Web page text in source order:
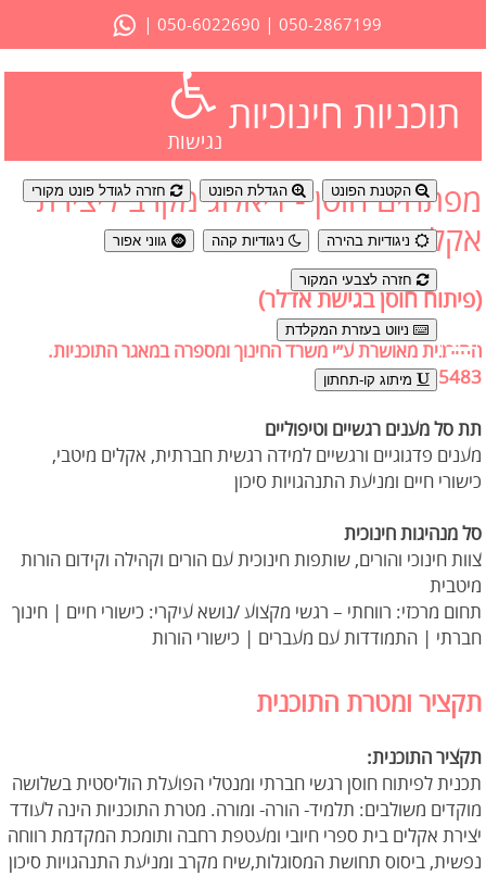
050-2867199
|
050-6022690
|
נגישות
הקטנת הפונט הגדלת הפונט חזרה לגודל פונט מקורי
ניגודיות בהירה ניגודיות קהה גווני אפור
חזרה לצבעי המקור
ניווט בעזרת המקלדת
מיתוג קו-תחתון
תוכניות חינוכיות
מפתחים חוסן - דיאלוג מקרב ליצירת
אקלים מיטבי
(פיתוח חוסן בגישת אדלר)
התוכנית מאושרת ע״י משרד החינוך ומספרה במאגר התוכניות:
15483
תת סל מענים רגשיים וטיפוליים
מענים פדגוגיים ורגשיים למידה רגשית חברתית, אקלים מיטבי,
כישורי חיים ומניעת התנהגויות סיכון
סל מנהיגות חינוכית
צוות חינוכי והורים, שותפות חינוכית עם הורים וקהילה וקידום הורות
מיטבית
תחום מרכזי: רווחתי – רגשי מקצוע /נושא עיקרי: כישורי חיים | חינוך
חברתי | התמודדות עם מעברים | כישורי הורות
תקציר ומטרת התוכנית
תקציר התוכנית:
תכנית לפיתוח חוסן רגשי חברתי ומנטלי הפועלת הוליסטית בשלושה
מוקדים משולבים: תלמיד- הורה- ומורה. מטרת התוכניות הינה לעודד
יצירת אקלים בית ספרי חיובי ומעטפת רחבה ותומכת המקדמת רווחה
נפשית, ביסוס תחושת המסוגלות,שיח מקרב ומניעת התנהגויות סיכון